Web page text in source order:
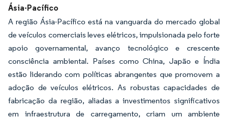
Ásia-Pacífico
A região Ásia-Pacífico está na vanguarda do mercado global
de veículos comerciais leves elétricos, impulsionada pelo forte
apoio governamental, avanço tecnológico e crescente
consciência ambiental. Países como China, Japão e Índia
estão liderando com políticas abrangentes que promovem a
adoção de veículos elétricos. As robustas capacidades de
fabricação da região, aliadas a investimentos significativos
em infraestrutura de carregamento, criam um ambiente